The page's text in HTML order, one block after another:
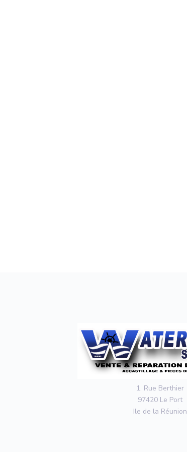
1, Rue Berthier
97420 Le Port
Ile de la Réunion